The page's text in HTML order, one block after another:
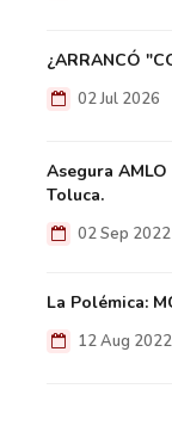
¿ARRANCÓ
02 Jul 2026
Asegura
Toluca.
02 Sep 2022
La Polémica:
12 Aug 2022